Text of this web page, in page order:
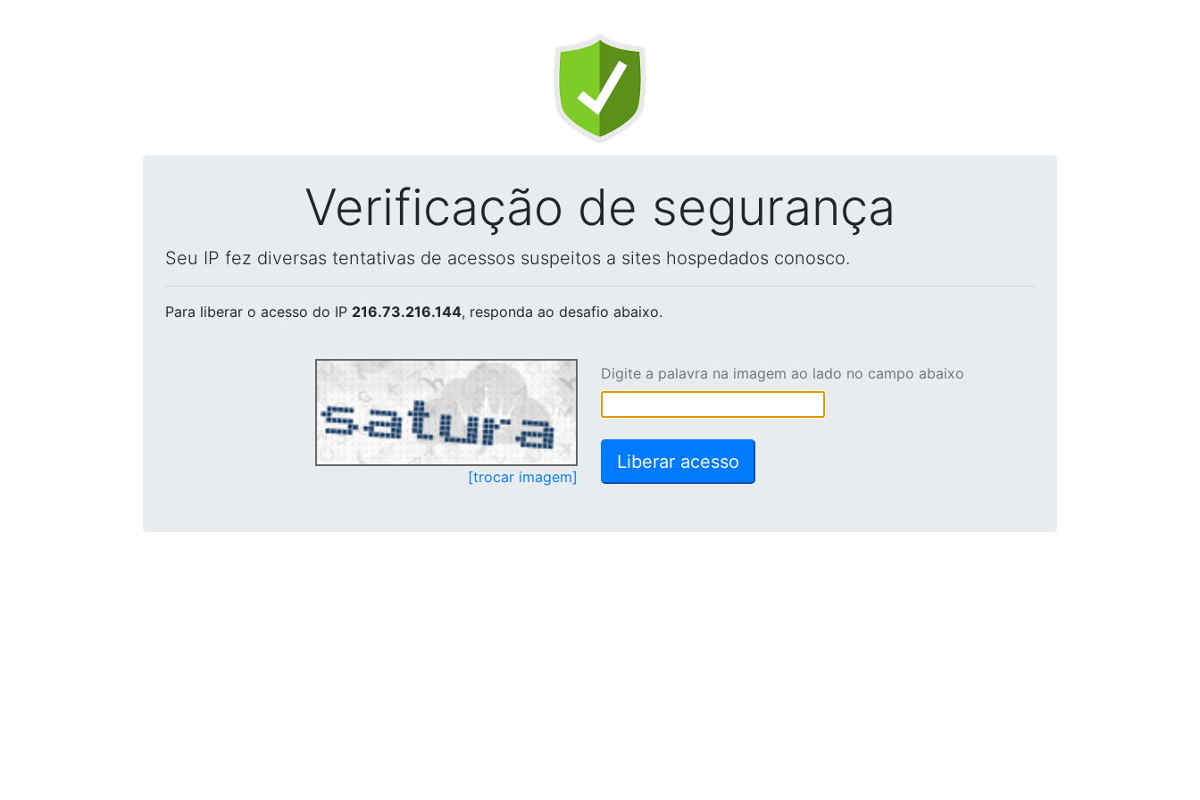
Verificação de segurança
Seu IP fez diversas tentativas de acessos suspeitos a sites hospedados conosco.
Para liberar o acesso do IP 216.73.216.144, responda ao desafio abaixo.
[trocar imagem]
Digite a palavra na imagem ao lado no campo abaixo